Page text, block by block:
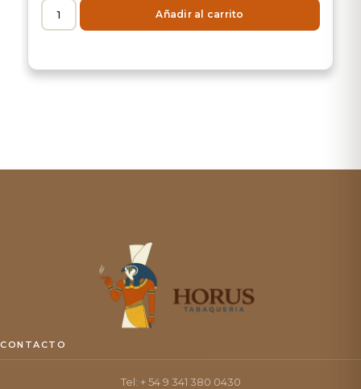
Añadir al carrito
CONTACTO
Tel: + 54 9 341 380 0430